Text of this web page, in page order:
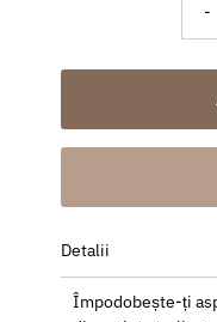
-
Detalii
Împodobește-ți